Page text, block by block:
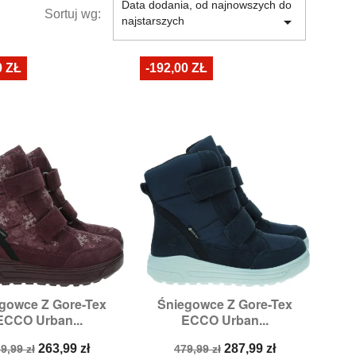
Sortuj wg:
Data dodania, od najnowszych do
najstarszych

Z Gore-Tex
Urban...
zł Cena
263,99 zł
Szybki podgląd
30,35
ZŁ
Śniegowce Z Gore-Tex
ECCO Urban...
Cena
479,99 zł Cena
287,99 zł
Szybki podgląd
Rozmiary:39
-192,00 ZŁ